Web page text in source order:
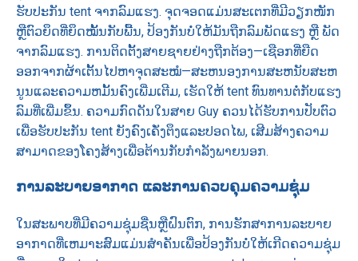
ຮັບປະກັນ tent ຈາກລົມແຮງ. ຈຸດຈອດແມ່ນສະເຕກທີ່ມີວຽກໜັກ
ຫຼືຕົວຍຶດທີ່ຍຶດໝັ້ນກັບພື້ນ, ປ້ອງກັນບໍ່ໃຫ້ມັນຖືກລົມພັດແຮງ ຫຼື ພັດ
ຈາກລົມແຮງ. ການ​ຕິດ​ຕັ້ງ​ສາຍ​ຊາຍ​ຢ່າງ​ຖືກ​ຕ້ອງ—ເຊືອກ​ທີ່​ຍືດ​
ອອກ​ຈາກ​ຜ້າ​ເຕັ້ນ​ໄປ​ຫາ​ຈຸດ​ສະ​ໝໍ—ສະ​ຫນອງ​ການ​ສະ​ຫນັບ​ສະ​ຫ
ນູນ​ແລະ​ຄວາມ​ຫມັ້ນ​ຄົງ​ເພີ່ມ​ເຕີມ, ເຮັດ​ໃຫ້ tent ທົນ​ທານ​ຕໍ່​ກັບ​ແຮງ​
ລົມ​ທີ່​ເພີ່ມ​ຂຶ້ນ. ຄວາມກົດດັນໃນສາຍ Guy ຄວນໄດ້ຮັບການປັບຕົວ
ເພື່ອຮັບປະກັນ tent ຍັງຄົງເຄັ່ງຕຶງແລະປອດໄພ, ເສີມສ້າງຄວາມ
ສາມາດຂອງໂຄງສ້າງເພື່ອຕ້ານກັບກໍາລັງພາຍນອກ.
ການລະບາຍອາກາດ ແລະການຄວບຄຸມຄວາມຊຸ່ມ
ໃນສະພາບທີ່ມີຄວາມຊຸ່ມຊື່ນຫຼືຝົນຕົກ, ການຮັກສາການລະບາຍ
ອາກາດທີ່ເຫມາະສົມແມ່ນສໍາຄັນເພື່ອປ້ອງກັນບໍ່ໃຫ້ເກີດຄວາມຊຸ່ມ